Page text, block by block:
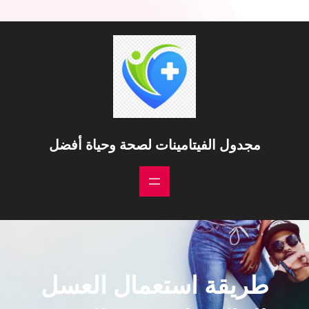
مجدول الفيتامينات لصحة وحياة أفضل
طريقة استعمال العسل